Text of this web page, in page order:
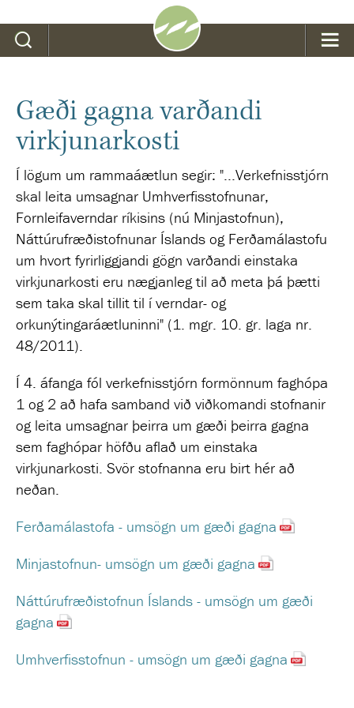
Gæði gagna varðandi
virkjunarkosti
Í lögum um rammaáætlun segir: "...Verkefnisstjórn
skal leita umsagnar Umhverfisstofnunar,
Fornleifaverndar ríkisins (nú Minjastofnun),
Náttúrufræðistofnunar Íslands og Ferðamálastofu
um hvort fyrirliggjandi gögn varðandi einstaka
virkjunarkosti eru nægjanleg til að meta þá þætti
sem taka skal tillit til í verndar- og
orkunýtingaráætluninni" (1. mgr. 10. gr. laga nr.
48/2011).
Í 4. áfanga fól verkefnisstjórn formönnum faghópa
1 og 2 að hafa samband við viðkomandi stofnanir
og leita umsagnar þeirra um gæði þeirra gagna
sem faghópar höfðu aflað um einstaka
virkjunarkosti. Svör stofnanna eru birt hér að
neðan.
Ferðamálastofa - umsögn um gæði gagna
Minjastofnun- umsögn um gæði gagna
Náttúrufræðistofnun Íslands - umsögn um gæði
gagna
Umhverfisstofnun - umsögn um gæði gagna